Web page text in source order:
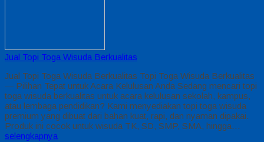
Jual Topi Toga Wisuda Berkualitas
Jual Topi Toga Wisuda Berkualitas Topi Toga Wisuda Berkualitas
— Pilihan Tepat untuk Acara Kelulusan Anda Sedang mencari topi
toga wisuda berkualitas untuk acara kelulusan sekolah, kampus,
atau lembaga pendidikan? Kami menyediakan topi toga wisuda
premium yang dibuat dari bahan kuat, rapi, dan nyaman dipakai.
Produk ini cocok untuk wisuda TK, SD, SMP, SMA, hingga…
selengkapnya